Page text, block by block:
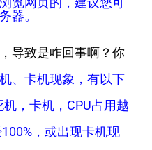
器。
导致是咋回事啊？你
、卡机现象，有以下
，卡机，CPU占用越
，或出现卡机现